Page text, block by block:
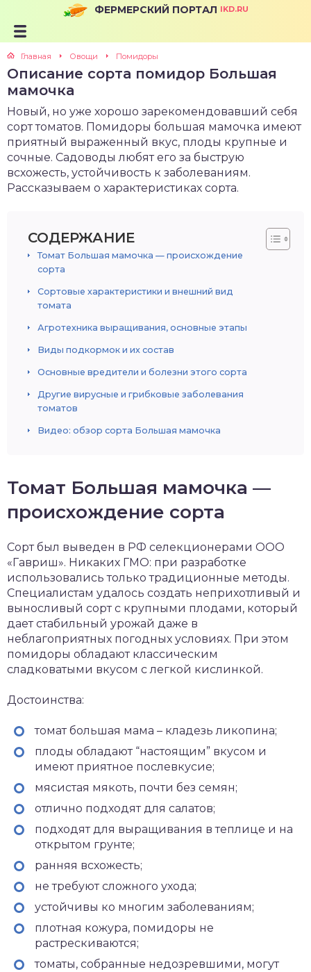
ФЕРМЕРСКИЙ ПОРТАЛ IKD.RU
Главная Овощи Помидоры
Описание сорта помидор Большая
мамочка
Новый, но уже хорошо зарекомендовавший себя
сорт томатов. Помидоры большая мамочка имеют
приятный выраженный вкус, плоды крупные и
сочные. Садоводы любят его за быструю
всхожесть, устойчивость к заболеваниям.
Рассказываем о характеристиках сорта.
СОДЕРЖАНИЕ
Томат Большая мамочка — происхождение
сорта
Сортовые характеристики и внешний вид
томата
Агротехника выращивания, основные этапы
Виды подкормок и их состав
Основные вредители и болезни этого сорта
Другие вирусные и грибковые заболевания
томатов
Видео: обзор сорта Большая мамочка
Томат Большая мамочка —
происхождение сорта
Сорт был выведен в РФ селекционерами ООО
«Гавриш». Никаких ГМО: при разработке
использовались только традиционные методы.
Специалистам удалось создать неприхотливый и
выносливый сорт с крупными плодами, который
дает стабильный урожай даже в
неблагоприятных погодных условиях. При этом
помидоры обладают классическим
сладковатыми вкусом с легкой кислинкой.
Достоинства:
томат большая мама – кладезь ликопина;
плоды обладают “настоящим” вкусом и
имеют приятное послевкусие;
мясистая мякоть, почти без семян;
отлично подходят для салатов;
подходят для выращивания в теплице и на
открытом грунте;
ранняя всхожесть;
не требуют сложного ухода;
устойчивы ко многим заболеваниям;
плотная кожура, помидоры не
растрескиваются;
томаты, собранные недозревшими, могут